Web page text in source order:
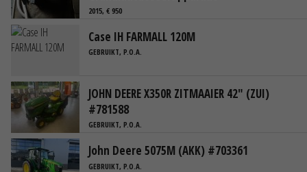
2015, € 950
Case IH FARMALL 120M
GEBRUIKT, P.O.A.
JOHN DEERE X350R ZITMAAIER 42" (ZUI)
#781588
GEBRUIKT, P.O.A.
John Deere 5075M (AKK) #703361
GEBRUIKT, P.O.A.